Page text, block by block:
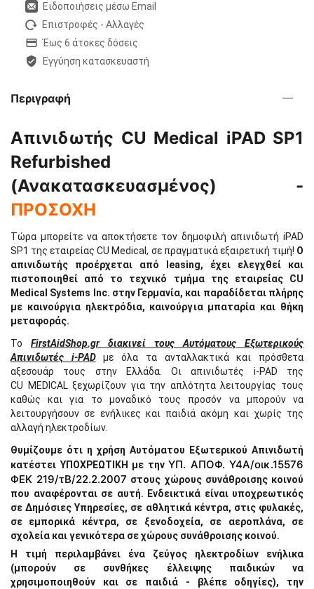
Ειδοποιήσεις μέσω Email
Επιστροφές - Αλλαγές
Έως 6 άτοκες δόσεις
Εγγύηση κατασκευαστή
Περιγραφή
Απινιδωτής CU Medical iPAD SP1
Refurbished
(Ανακατασκευασμένος) -
ΠΡΟΣΟΧΗ
Τώρα μπορείτε να αποκτήσετε τον δημοφιλή απινιδωτή iPAD
SP1 της εταιρείας CU Medical, σε πραγματικά εξαιρετική τιμή! Ο
απινιδωτής προέρχεται από leasing, έχει ελεγχθεί και
πιστοποιηθεί από το τεχνικό τμήμα της εταιρείας CU
Medical Systems Inc. στην Γερμανία, και παραδίδεται πλήρης
με καινούργια ηλεκτρόδια, καινούργια μπαταρία και θήκη
μεταφοράς.
Το FirstAidShop.gr διακινεί τους Αυτόματους Εξωτερικούς
Απινιδωτές i-PADμε όλα τα ανταλλακτικά και πρόσθετα
αξεσουάρ τους στην Ελλάδα. Οι απινιδωτές i-PAD της
CU MEDICAL ξεχωρίζουν για την απλότητα λειτουργίας τους
καθώς και για το μοναδικό τους προσόν να μπορούν να
λειτουργήσουν σε ενήλικες και παιδιά ακόμη και χωρίς της
αλλαγή ηλεκτροδίων.
Θυμίζουμε ότι η χρήση Αυτόματου Εξωτερικού Απινιδωτή
κατέστει ΥΠΟΧΡΕΩΤΙΚΗ με την ΥΠ. ΑΠΟΦ. Υ4Α/οικ.15576
ΦΕΚ 219/τΒ/22.2.2007 στους χώρους συνάθροισης κοινού
που αναφέρονται σε αυτή. Ενδεικτικά είναι υποχρεωτικός
σε Δημόσιες Υπηρεσίες, σε αθλητικά κέντρα, στις φυλακές,
σε εμπορικά κέντρα, σε ξενοδοχεία, σε αεροπλάνα, σε
σχολεία και γενικότερα σε χώρους συνάθροισης κοινού.
Η τιμή περιλαμβάνει ένα ζεύγος ηλεκτροδίων ενήλικα
(μπορούν σε συνθήκες έλλειψης παιδικών να
χρησιμοποιηθούν και σε παιδιά - βλέπε οδηγίες), την